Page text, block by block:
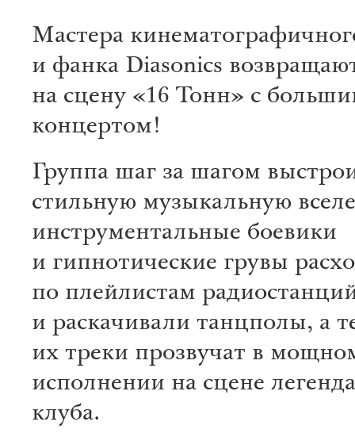
Мастера
и фанка Diasonics
на сцену «16 Тонн» с
концертом!
Группа шаг за шагом
стильную музыкальную
инструментальные боевики
и гипнотические грувы
по плейлистам
и раскачивали танцполы, а
их треки прозвучат в
исполнении на сцене
клуба.